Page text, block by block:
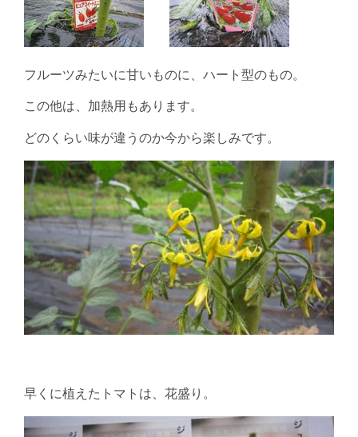
フルーツみたいに甘いものに、ハート型のもの。
この他は、加熱用もあります。
どのくらい味が違うのか今から楽しみです。
早くに植えたトマトは、花盛り。